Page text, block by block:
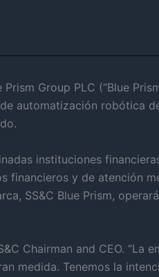
Group PLC (“Blue
automatización robótica
instituciones
financieros y de atención
SS&C Blue Prism,
Chairman and CEO. “La
medida. Tenemos la